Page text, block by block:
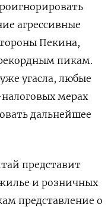
агрессивные
Пекина,
пикам.
угасла, любые
мерах
дальнейшее
представит
и розничных
представление о